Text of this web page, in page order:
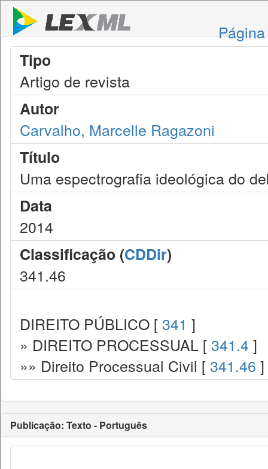
Tipo
Artigo de revista
Autor
Carvalho, Marcelle Ragazoni
Título
Uma espectrografia ideológica do
Data
2014
Classificação (CDDir)
341.46
DIREITO PÚBLICO [ 341 ]
» DIREITO PROCESSUAL [ 341.4 ]
»» Direito Processual Civil [ 341.46 ]
Publicação: Texto - Português